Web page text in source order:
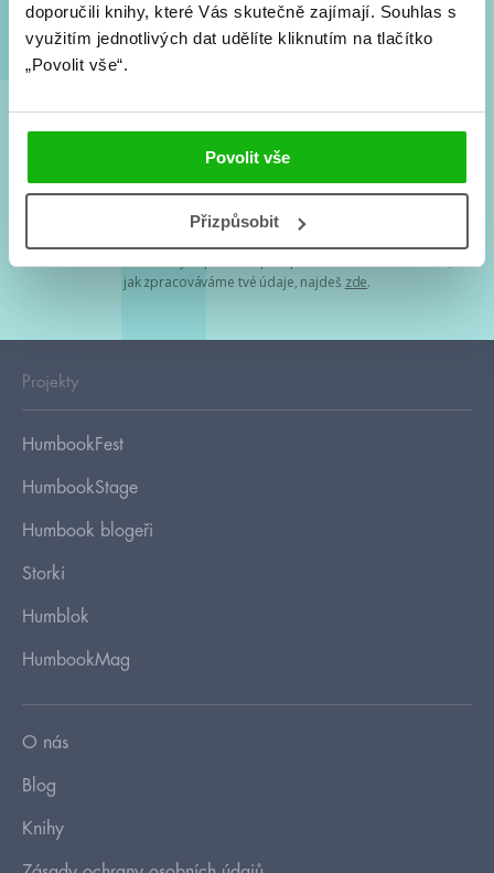
doporučili knihy, které Vás skutečně zajímají. Souhlas s
využitím jednotlivých dat udělíte kliknutím na tlačítko
„Povolit vše“.
Povolit vše
Přizpůsobit
Souhlasím spodmínkami zpracování osobních údajů
Tvá e-mailová adresa je u nás v bezpečí. Přečti si
jak zpracováváme tvé údaje, najdeš zde.
Projekty
HumbookFest
HumbookStage
Humbook blogeři
Storki
Humblok
HumbookMag
O nás
Blog
Knihy